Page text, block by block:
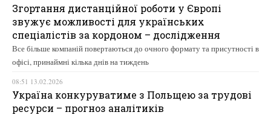
Згортання дистанційної роботи у Європі
звужує можливості для українських
спеціалістів за кордоном – дослідження
Все більше компаній повертаються до очного формату та присутності в
офісі, принаймні кілька днів на тиждень
08:51 13.02.2026
Україна конкуруватиме з Польщею за трудові
ресурси – прогноз аналітиків